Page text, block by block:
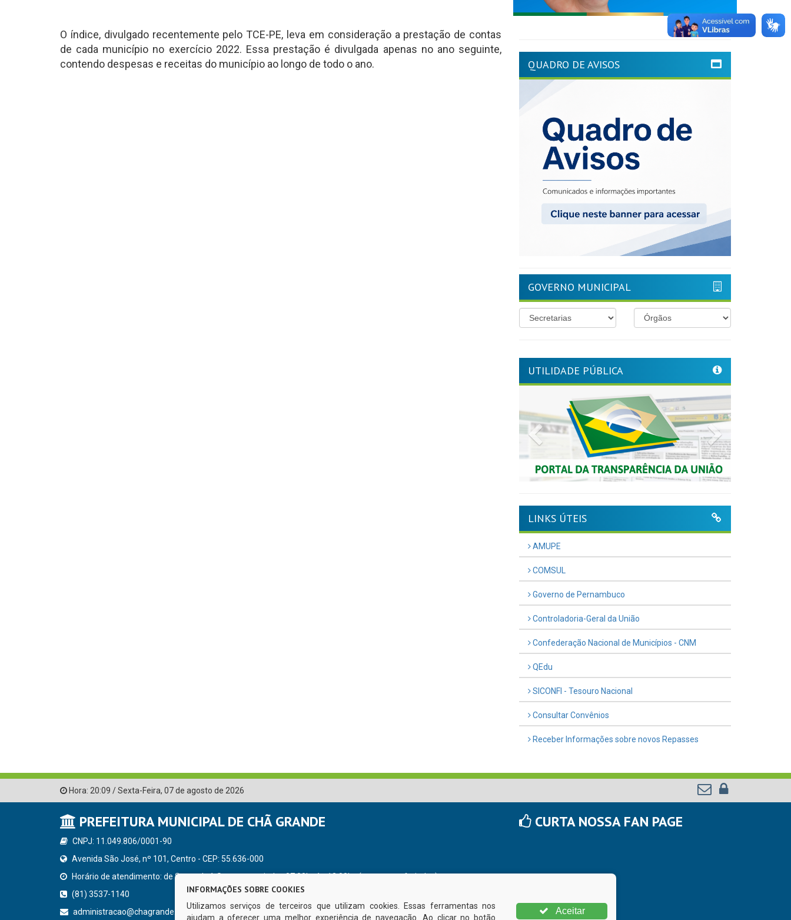
O índice, divulgado recentemente pelo TCE-PE, leva em consideração a prestação de contas
de cada município no exercício 2022. Essa prestação é divulgada apenas no ano seguinte,
contendo despesas e receitas do município ao longo de todo o ano.
QUADRO DE AVISOS
GOVERNO MUNICIPAL
UTILIDADE PÚBLICA
Previous
LINKS ÚTEIS
AMUPE
COMSUL
Governo de Pernambuco
Controladoria-Geral da União
Confederação Nacional de Municípios - CNM
QEdu
SICONFI - Tesouro Nacional
Consultar Convênios
Receber Informações sobre novos Repasses
Hora: 20:09 /Sexta-Feira, 07 de agosto de 2026
PREFEITURA MUNICIPAL DE CHÃ GRANDE
CNPJ: 11.049.806/0001-90
Avenida São José, nº 101, Centro - CEP: 55.636-000
Horário de atendimento: de Segunda à Sexta, a partir das 07:00hs às 13:00hs (exceto nos feriados)
(81) 3537-1140
administracao@chagrande.pe.gov.br
CURTA NOSSA FAN PAGE
INFORMAÇÕES SOBRE COOKIES
Utilizamos serviços de terceiros que utilizam cookies. Essas ferramentas nos
ajudam a oferecer uma melhor experiência de navegação. Ao clicar no botão
Aceitar